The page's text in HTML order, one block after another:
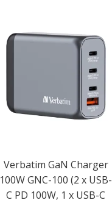
Verbatim GaN Charger
100W GNC-100 (2 x USB-
C PD 100W, 1 x USB-C